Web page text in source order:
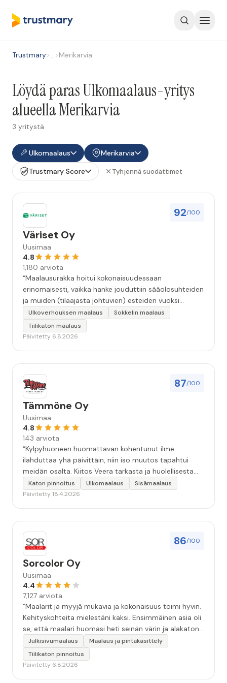
Trustmary>…>Merikarvia
Löydä paras Ulkomaalaus-yritys
alueella Merikarvia
3 yritystä
Ulkomaalaus
Merikarvia
Trustmary Score
Tyhjennä suodattimet
92/100
Väriset Oy
Uusimaa
4.8
1,180 arviota
“Maalausurakka hoitui kokonaisuudessaan
erinomaisesti, vaikka hanke jouduttiin sääolosuhteiden
ja muiden (tilaajasta johtuvien) esteiden vuoksi
keskeyttämään n. 3 viikoksi. Maalaistulos on oikein
hyvä, yhteydenpito erinomaista, jälkityöt tehtiin
huolellisesti. Suosittelen. Erityiskiitos itse maalareille:
Ulkoverhouksen maalaus
Sokkelin maalaus
Tiilikaton maalaus
Päivitetty 6.8.2026
87/100
Tämmöne Oy
Uusimaa
4.8
143 arviota
“Kylpyhuoneen huomattavan kohentunut ilme
ilahduttaa yhä päivittäin, niin iso muutos tapahtui
meidän osalta. Kiitos Veera tarkasta ja huolellisesta
työstä, sekä ystävällisestä palvelusta!”
Katon pinnoitus Ulkomaalaus
Sisämaalaus
Päivitetty 18.4.2026
86/100
Sorcolor Oy
Uusimaa
4.4
7,127 arviota
“Maalarit ja myyjä mukavia ja kokonaisuus toimi hyvin.
Kehityskohteita mielestäni kaksi. Ensimmäinen asia oli
se, että maalari huomasi heti seinän värin ja alakaton
värin erot mitä en huomannut. Hyvä toki että siinä
kohtaa huomattu mutta toki optimaalisessa
tilanteessa myyjä olisi jo kiinnittänyt tähän huomiota.
Julkisivumaalaus
Maalaus ja pintakäsittely
Tiilikaton pinnoitus
Päivitetty 6.8.2026